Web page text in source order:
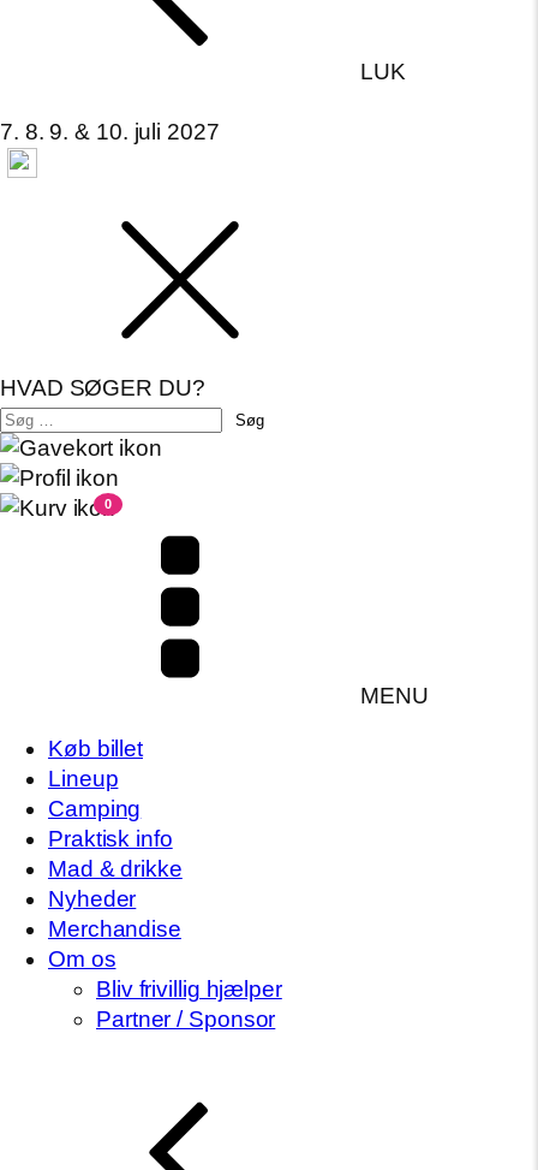
LUK
7. 8. 9. & 10. juli 2027
HVAD SØGER DU?
Søg
efter:
0
MENU
Køb billet
Lineup
Camping
Praktisk info
Mad & drikke
Nyheder
Merchandise
Om os
Bliv frivillig hjælper
Partner / Sponsor